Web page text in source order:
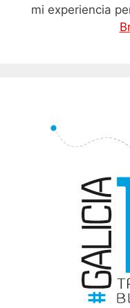
mi experiencia